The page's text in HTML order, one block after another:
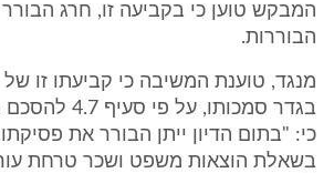
המבקש טוען כי בקביעה זו, חרג
הבוררות.
מנגד, טוענת המשיבה כי קביעתו זו
בגדר סמכותו,
כי: "בתום הדיון ייתן הבורר את
בשאלת הוצאות משפט ושכר טרחת